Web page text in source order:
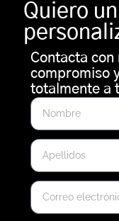
Quiero
Contacta
compromiso
totalmente a